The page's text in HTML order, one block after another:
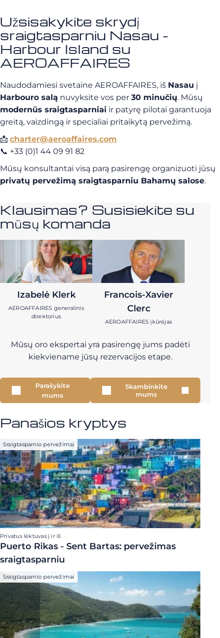
Užsisakykite skrydį
sraigtasparniu Nasau -
Harbour Island su
AEROAFFAIRES
Naudodamiesi svetaine AEROAFFAIRES, iš Nasau į
Harbouro salą nuvyksite vos per 30 minučių. Mūsų
modernūs sraigtasparniai ir patyrę pilotai garantuoja
greitą, vaizdingą ir specialiai pritaikytą pervežimą.
📩 charter@aeroaffaires.com
📞 +33 (0)1 44 09 91 82
Mūsų konsultantai visą parą pasirengę organizuoti jūsų
privatų pervežimą sraigtasparniu Bahamų salose.
Klausimas? Susisiekite su
mūsų komanda
Izabelė Klerk
AEROAFFAIRES generalinis
direktorius
Francois-Xavier
Clerc
AEROAFFAIRES įkūrėjas
Mūsų oro ekspertai yra pasirengę jums padėti
kiekviename jūsų rezervacijos etape.
Parašykite
mums
Skambinkite
mums
Panašios kryptys
Sraigtasparnio pervežimai
Privatus lėktuvas į ir iš
Puerto Rikas - Sent Bartas: pervežimas
sraigtasparniu
Sraigtasparnio pervežimai